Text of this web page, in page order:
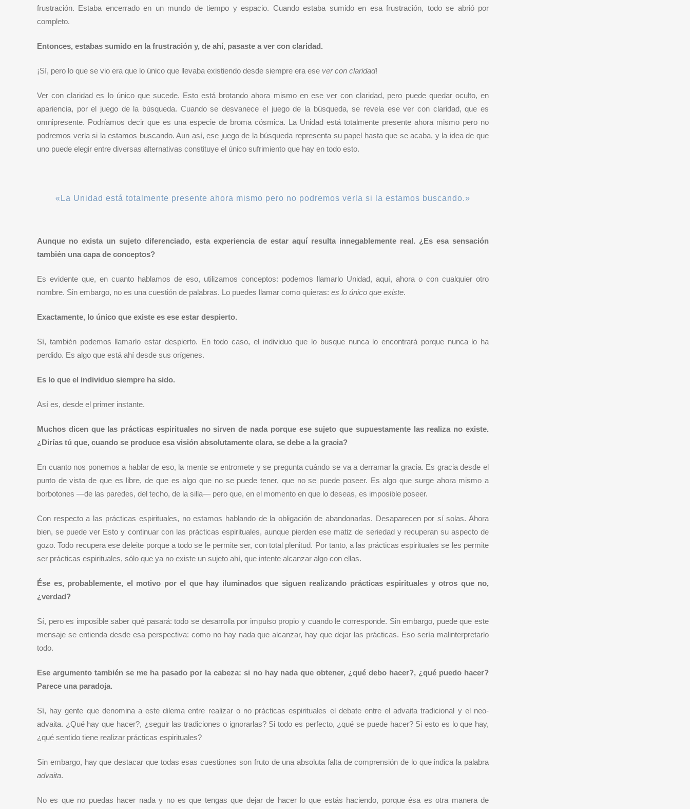
frustración. Estaba encerrado en un mundo de tiempo y espacio. Cuando estaba sumido en esa frustración, todo se abrió por
completo.
Entonces, estabas sumido en la frustración y, de ahí, pasaste a ver con claridad.
¡Sí, pero lo que se vio era que lo único que llevaba existiendo desde siempre era ese ver con claridad!
Ver con claridad es lo único que sucede. Esto está brotando ahora mismo en ese ver con claridad, pero puede quedar oculto, en
apariencia, por el juego de la búsqueda. Cuando se desvanece el juego de la búsqueda, se revela ese ver con claridad, que es
omnipresente. Podríamos decir que es una especie de broma cósmica. La Unidad está totalmente presente ahora mismo pero no
podremos verla si la estamos buscando. Aun así, ese juego de la búsqueda representa su papel hasta que se acaba, y la idea de que
uno puede elegir entre diversas alternativas constituye el único sufrimiento que hay en todo esto.
«La Unidad está totalmente presente ahora mismo pero no podremos verla si la estamos buscando.»
Aunque no exista un sujeto diferenciado, esta experiencia de estar aquí resulta innegablemente real. ¿Es esa sensación
también una capa de conceptos?
Es evidente que, en cuanto hablamos de eso, utilizamos conceptos: podemos llamarlo Unidad, aquí, ahora o con cualquier otro
nombre. Sin embargo, no es una cuestión de palabras. Lo puedes llamar como quieras: es lo único que existe.
Exactamente, lo único que existe es ese estar despierto.
Sí, también podemos llamarlo estar despierto. En todo caso, el individuo que lo busque nunca lo encontrará porque nunca lo ha
perdido. Es algo que está ahí desde sus orígenes.
Es lo que el individuo siempre ha sido.
Así es, desde el primer instante.
Muchos dicen que las prácticas espirituales no sirven de nada porque ese sujeto que supuestamente las realiza no existe.
¿Dirías tú que, cuando se produce esa visión absolutamente clara, se debe a la gracia?
En cuanto nos ponemos a hablar de eso, la mente se entromete y se pregunta cuándo se va a derramar la gracia. Es gracia desde el
punto de vista de que es libre, de que es algo que no se puede tener, que no se puede poseer. Es algo que surge ahora mismo a
borbotones —de las paredes, del techo, de la silla— pero que, en el momento en que lo deseas, es imposible poseer.
Con respecto a las prácticas espirituales, no estamos hablando de la obligación de abandonarlas. Desaparecen por sí solas. Ahora
bien, se puede ver Esto y continuar con las prácticas espirituales, aunque pierden ese matiz de seriedad y recuperan su aspecto de
gozo. Todo recupera ese deleite porque a todo se le permite ser, con total plenitud. Por tanto, a las prácticas espirituales se les permite
ser prácticas espirituales, sólo que ya no existe un sujeto ahí, que intente alcanzar algo con ellas.
Ése es, probablemente, el motivo por el que hay iluminados que siguen realizando prácticas espirituales y otros que no,
¿verdad?
Sí, pero es imposible saber qué pasará: todo se desarrolla por impulso propio y cuando le corresponde. Sin embargo, puede que este
mensaje se entienda desde esa perspectiva: como no hay nada que alcanzar, hay que dejar las prácticas. Eso sería malinterpretarlo
todo.
Ese argumento también se me ha pasado por la cabeza: si no hay nada que obtener, ¿qué debo hacer?, ¿qué puedo hacer?
Parece una paradoja.
Sí, hay gente que denomina a este dilema entre realizar o no prácticas espirituales el debate entre el advaita tradicional y el neo-
advaita. ¿Qué hay que hacer?, ¿seguir las tradiciones o ignorarlas? Si todo es perfecto, ¿qué se puede hacer? Si esto es lo que hay,
¿qué sentido tiene realizar prácticas espirituales?
Sin embargo, hay que destacar que todas esas cuestiones son fruto de una absoluta falta de comprensión de lo que indica la palabra
advaita.
No es que no puedas hacer nada y no es que tengas que dejar de hacer lo que estás haciendo, porque ésa es otra manera de